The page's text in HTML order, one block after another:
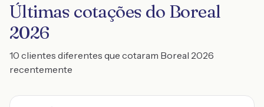
Últimas cotações do Boreal
2026
10 clientes diferentes que cotaram Boreal 2026
recentemente